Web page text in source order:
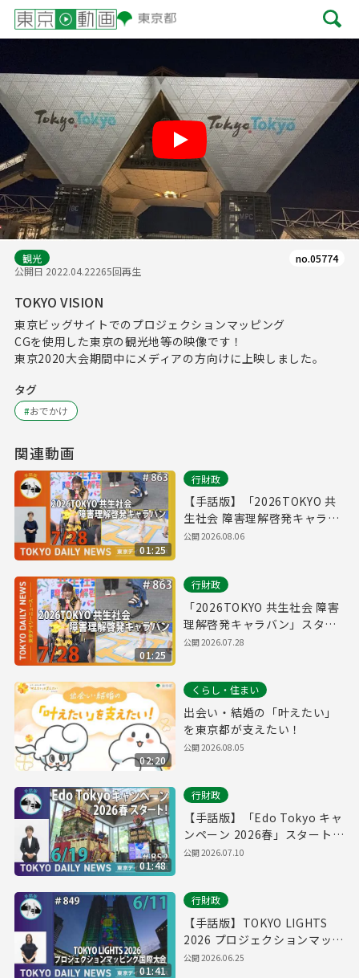
観光
公開日 2022.04.22265回再生
no.05774
TOKYO VISION
東京ビッグサイトでのプロジェクションマッピング
CGを使用した東京の観光地等の映像です！
東京2020大会期間中にメディアの方向けに上映しました。
タグ
#おでかけ
関連動画
01:25
行財政
【手話版】「2026TOKYO 共
生社会 障害理解啓発キャラバ
ン」スタート！（令和8年7月
公開2026.08.06
01:25
行財政
「2026TOKYO 共生社会 障害
理解啓発キャラバン」スター
ト！（令和8年7月28日 東京デ
公開2026.07.28
02:20
くらし・住まい
出会い・結婚の「叶えたい」
を東京都が支えたい！
公開2026.08.05
01:48
行財政
【手話版】「Edo Tokyo キャ
ンペーン 2026春」スタート！
（令和8年6月17日 東京デイリ
公開2026.07.10
01:41
行財政
【手話版】TOKYO LIGHTS
2026 プロジェクションマッピ
ング国際大会（令和8年6月11
公開2026.06.25